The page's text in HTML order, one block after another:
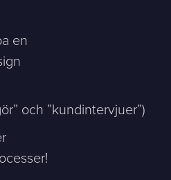
*
en
och ”kundintervjuer”)